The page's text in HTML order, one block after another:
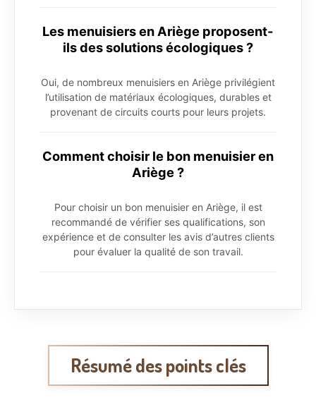
Les menuisiers en Ariège proposent-
ils des solutions écologiques ?
Oui, de nombreux menuisiers en Ariège privilégient
l’utilisation de matériaux écologiques, durables et
provenant de circuits courts pour leurs projets.
Comment choisir le bon menuisier en
Ariège ?
Pour choisir un bon menuisier en Ariège, il est
recommandé de vérifier ses qualifications, son
expérience et de consulter les avis d’autres clients
pour évaluer la qualité de son travail.
Résumé des points clés